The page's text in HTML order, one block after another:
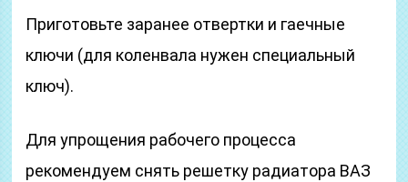
Приготовьте заранее отвертки и гаечные
ключи (для коленвала нужен специальный
ключ).
Для упрощения рабочего процесса
рекомендуем снять решетку радиатора ВАЗ